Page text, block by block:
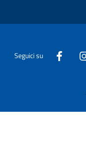
Seguici su